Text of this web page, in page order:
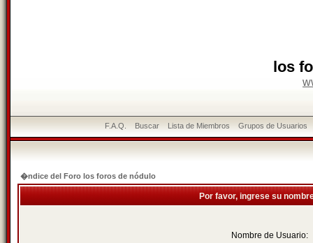
los
F.A.Q. Buscar Lista de Miembros Grupos de Usuarios
�ndice del Foro los foros de nódulo
Por favor, ingrese su
Nombre de Usuario: